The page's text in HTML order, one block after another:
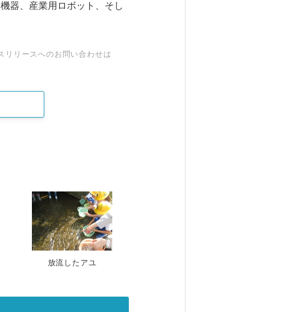
器、産業用ロボット、そし
リリースへのお問い合わせは
放流したアユ